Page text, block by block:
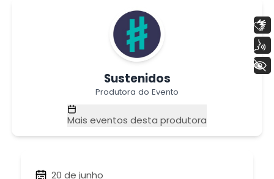
Sustenidos
Produtora do Evento
Mais eventos desta produtora
20 de junho